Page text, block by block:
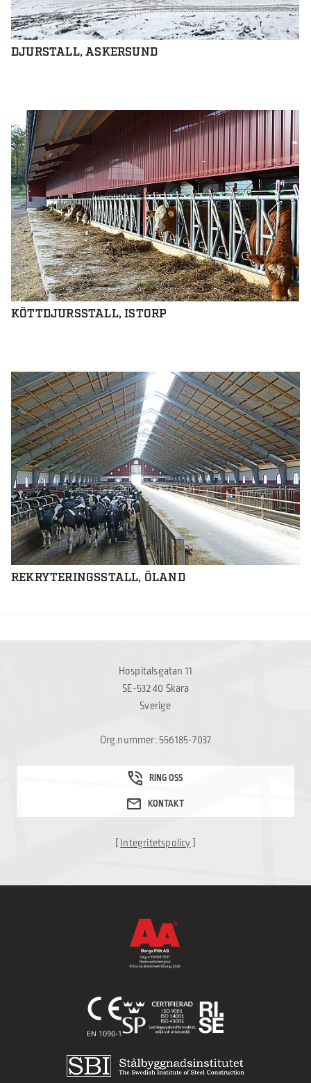
DJURSTALL, ASKERSUND
KÖTTDJURSSTALL, ISTORP
REKRYTERINGSSTALL, ÖLAND
Hospitalsgatan 11
SE-532 40 Skara
Sverige
Org.nummer: 556185-7037
[Integritetspolicy]